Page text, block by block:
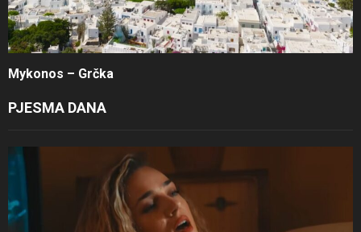
Mykonos – Grčka
PJESMA DANA